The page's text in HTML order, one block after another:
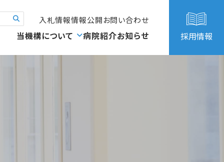
入札情報情報公開お問い合わせ
当機構について 病院紹介お知らせ 採用情報